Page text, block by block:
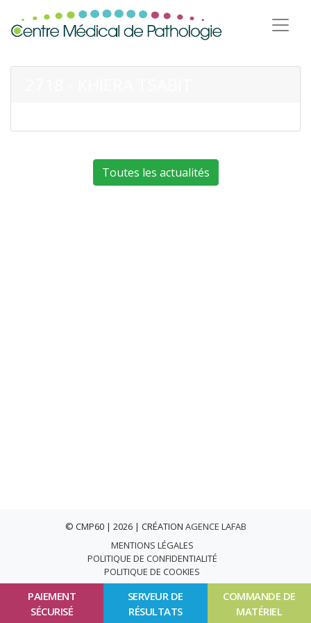
PAIEMENT
SÉCURISÉ
SERVEUR DE
RÉSULTATS
COMMANDE DE
MATÉRIEL
Toutes les actualités
© CMP60 | 2026 | CRÉATION AGENCE LAFAB
MENTIONS LÉGALES
POLITIQUE DE CONFIDENTIALITÉ
POLITIQUE DE COOKIES